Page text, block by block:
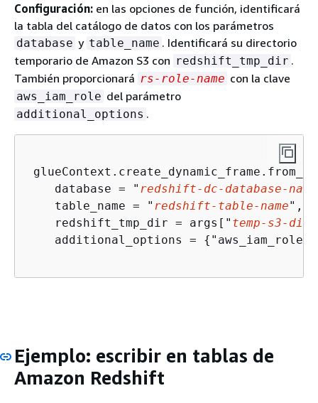
Configuración: en las opciones de función, identificará
la tabla del catálogo de datos con los parámetros
database y table_name . Identificará su directorio
temporario de Amazon S3 con redshift_tmp_dir .
También proporcionará rs-role-name con la clave
aws_iam_role del parámetro
additional_options .
    database = "
redshift-dc-database-name
    table_name = "
redshift-table-name",
    redshift_tmp_dir = args["
temp-s3-dir
    additional_options =
{
Ejemplo: escribir en tablas de
Amazon Redshift